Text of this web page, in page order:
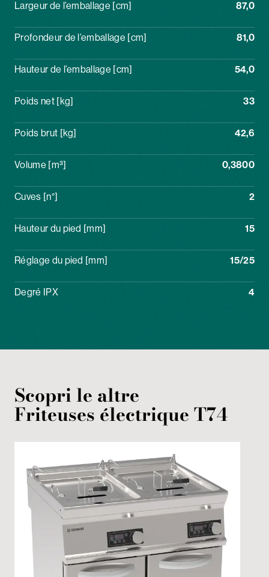
Largeur de l’emballage [cm] 87,0
Profondeur de l’emballage [cm] 81,0
Hauteur de l’emballage [cm] 54,0
Poids net [kg] 33
Poids brut [kg] 42,6
Volume [m³] 0,3800
Cuves [n°] 2
Hauteur du pied [mm] 15
Réglage du pied [mm] 15/25
Degré IPX 4
Scopri le altre
Friteuses électriqueT74